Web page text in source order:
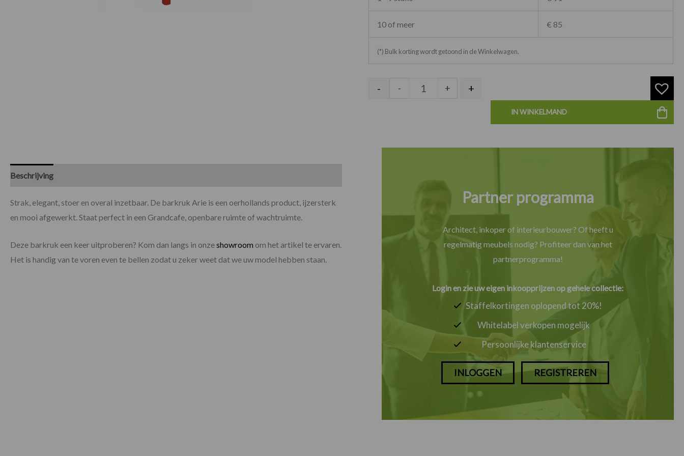
10 of meer € 85
(*) Bulk korting wordt getoond in de Winkelwagen.
- - + +
IN WINKELMAND
Beschrijving
Strak, elegant, stoer en overal inzetbaar. De barkruk Arie is een oerhollands product, ijzersterk
en mooi afgewerkt. Staat perfect in een Grandcafe, openbare ruimte of wachtruimte.
Deze barkruk een keer uitproberen? Kom dan langs in onzeshowroom om het artikel te ervaren.
Het is handig van te voren even te bellen zodat u zeker weet dat we uw model hebben staan.
Partner programma
Architect, inkoper of interieurbouwer? Of heeft u
regelmatig meubels nodig? Profiteer dan van het
partnerprogramma!
Login en zie uw eigen inkoopprijzen op gehele collectie:
Staffelkortingen oplopend tot 20%!
Whitelabel verkopen mogelijk
Persoonlijke klantenservice
INLOGGEN REGISTREREN